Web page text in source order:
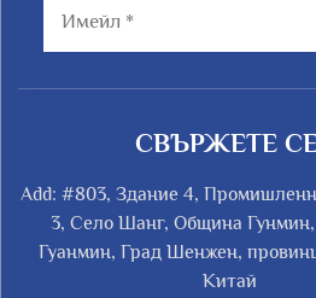
СВЪРЖЕТЕ
Add: #803, Здание 4,
3, Село Шанг, Община
Гуанмин, Град Шенжен,
Китай